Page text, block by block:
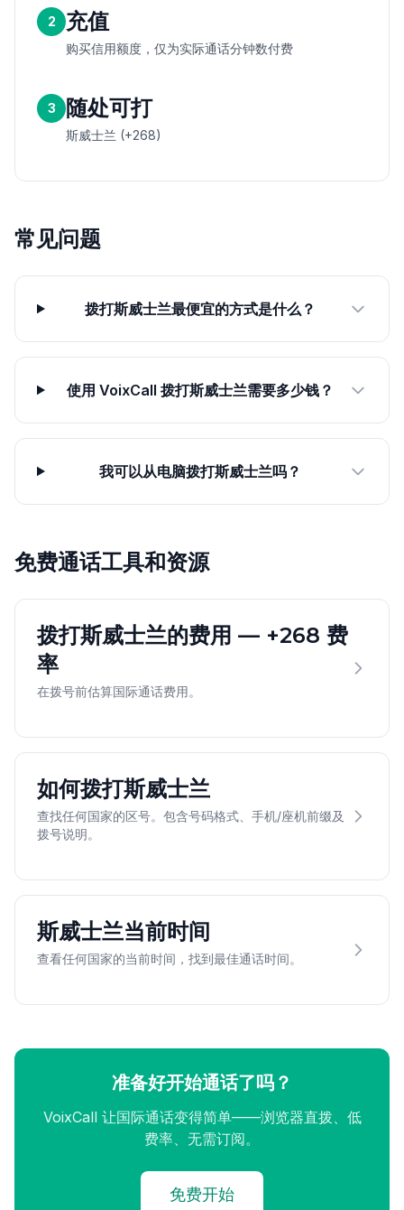
2 充值
购买信用额度，仅为实际通话分钟数付费
3 随处可打
斯威士兰 (+268)
常见问题
拨打斯威士兰最便宜的方式是什么？
使用 VoixCall 拨打斯威士兰需要多少钱？
我可以从电脑拨打斯威士兰吗？
免费通话工具和资源
拨打斯威士兰的费用 — +268 费
率
在拨号前估算国际通话费用。
如何拨打斯威士兰
查找任何国家的区号。包含号码格式、手机/座机前缀及
拨号说明。
斯威士兰当前时间
查看任何国家的当前时间，找到最佳通话时间。
准备好开始通话了吗？
VoixCall 让国际通话变得简单——浏览器直拨、低
费率、无需订阅。
免费开始